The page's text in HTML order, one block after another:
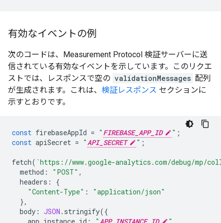
有効なイベントの例
次のコードは、Measurement Protocol 検証サーバーに送
信されている有効なイベントを示しています。このリクエ
ストでは、レスポンスで空の validationMessages 配列
が生成されます。これは、 検証レスポンス セクションに
示すとおりです。
const firebaseAppId = " FIREBASE_APP_ID " ;
const apiSecret = "API_SECRET " ;
fetch( `https://www.google-analytics.com/debug/mp/
method : "POST" ,
headers :
{
"Content-Type" :
"application/json"
},
body : JSON . stringify({